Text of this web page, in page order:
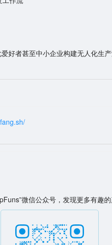
好者甚至中小企业构建无人化生产
微信公众号，发现更多有趣